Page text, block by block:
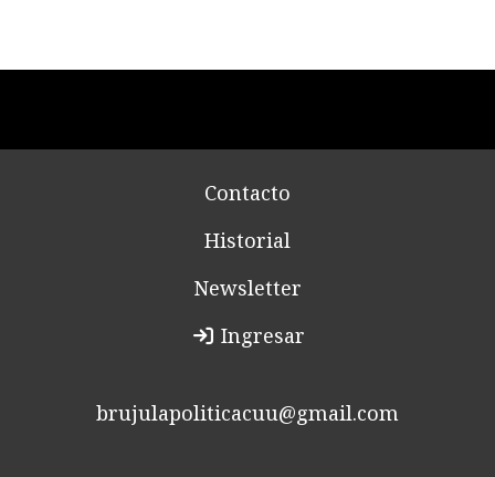
Contacto
Historial
Newsletter
Ingresar
brujulapoliticacuu@gmail.com